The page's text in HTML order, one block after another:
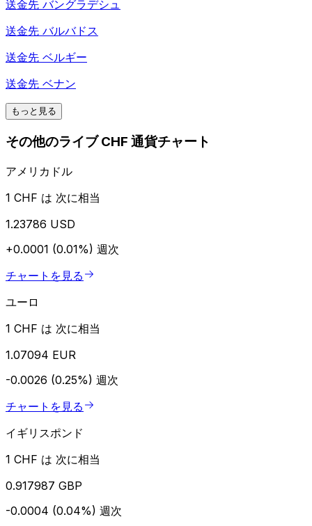
送金先 バングラデシュ
送金先 バルバドス
送金先 ベルギー
送金先 ベナン
もっと見る
その他のライブ CHF 通貨チャート
アメリカドル
1 CHF は 次に相当
1.23786 USD
+0.0001 (0.01%) 週次
チャートを見る
ユーロ
1 CHF は 次に相当
1.07094 EUR
-0.0026 (0.25%) 週次
チャートを見る
イギリスポンド
1 CHF は 次に相当
0.917987 GBP
-0.0004 (0.04%) 週次